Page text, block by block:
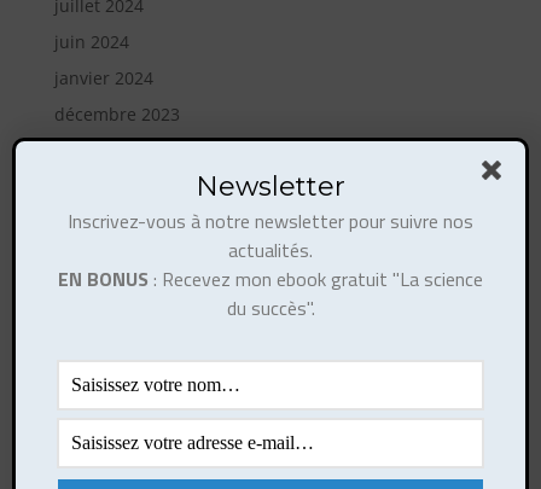
juillet 2024
juin 2024
janvier 2024
décembre 2023
avril 2023
mai 2022
janvier 2022
janvier 2021
mai 2020
Newsletter
Inscrivez-vous à notre newsletter pour suivre nos
actualités.
EN BONUS : Recevez mon ebook gratuit "La science
du succès".